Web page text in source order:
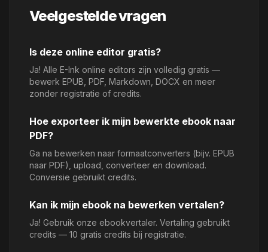
Veelgestelde vragen
Is deze online editor gratis?
Ja! Alle E-Ink online editors zijn volledig gratis —
bewerk EPUB, PDF, Markdown, DOCX en meer
zonder registratie of credits.
Hoe exporteer ik mijn bewerkte ebook naar
PDF?
Ga na bewerken naar formaatconverters (bijv. EPUB
naar PDF), upload, converteer en download.
Conversie gebruikt credits.
Kan ik mijn ebook na bewerken vertalen?
Ja! Gebruik onze ebookvertaler. Vertaling gebruikt
credits — 10 gratis credits bij registratie.